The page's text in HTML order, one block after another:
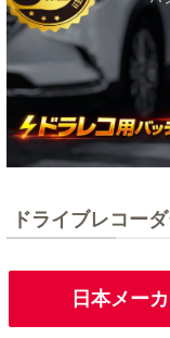
ドライブレコー
日本メー